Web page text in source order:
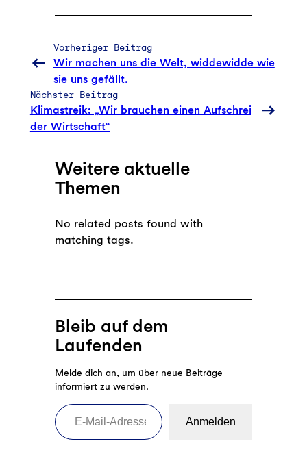
Vorheriger Beitrag
Wir machen uns die Welt, widdewidde wie
sie uns gefällt.
Nächster Beitrag
Klimastreik: „Wir brauchen einen Aufschrei
der Wirtschaft“
Weitere aktuelle
Themen
No related posts found with
matching tags.
Bleib auf dem
Laufenden
Melde dich an, um über neue Beiträge
informiert zu werden.
E-Mail-Adresse eingeben
Anmelden